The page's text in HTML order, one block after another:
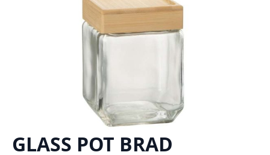
GLASS POT BRAD